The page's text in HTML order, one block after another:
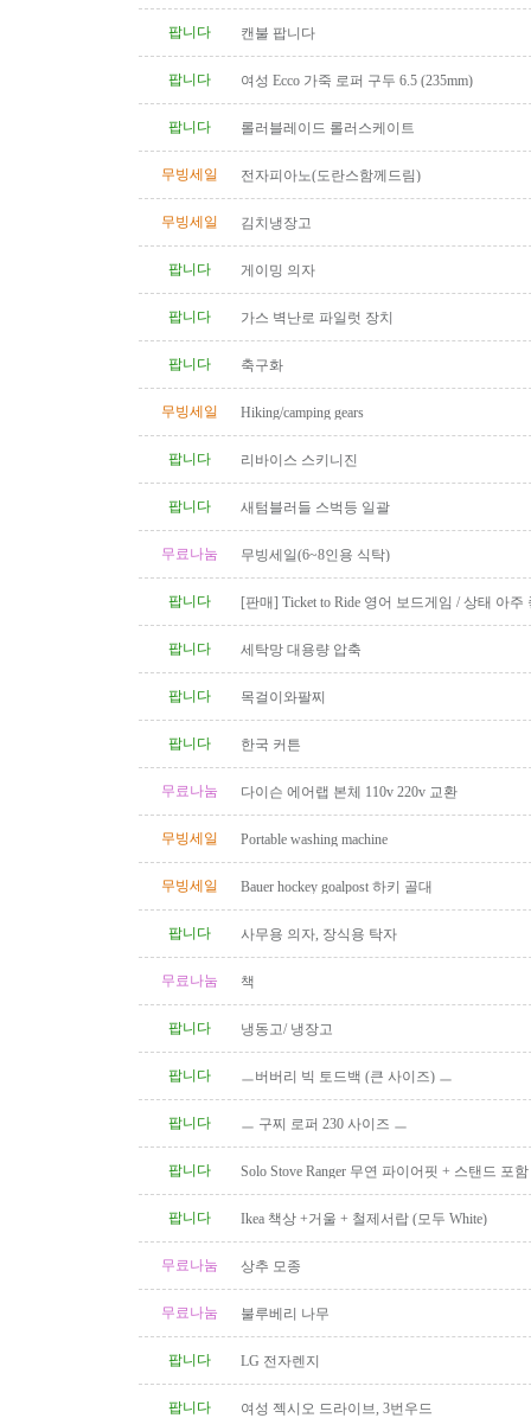
팝니다 캔불 팝니다
팝니다 여성 Ecco 가죽 로퍼 구두 6.5 (235mm)
팝니다 롤러블레이드 롤러스케이트
무빙세일 전자피아노(도란스함께드림)
무빙세일 김치냉장고
팝니다 게이밍 의자
팝니다 가스 벽난로 파일럿 장치
팝니다 축구화
무빙세일 Hiking/camping gears
팝니다 리바이스 스키니진
팝니다 새텀블러들 스벅등 일괄
무료나눔 무빙세일(6~8인용 식탁)
팝니다
[판매] Ticket to Ride 영어 보드게임 / 상태 아주
팝니다
세탁망 대용량 압축
팝니다 목걸이와팔찌
팝니다 한국 커튼
무료나눔 다이슨 에어랩 본체 110v 220v 교환
무빙세일 Portable washing machine
무빙세일 Bauer hockey goalpost 하키 골대
팝니다 사무용 의자, 장식용 탁자
무료나눔 책
팝니다 냉동고/ 냉장고
팝니다 ㅡ버버리 빅 토드백 (큰 사이즈) ㅡ
팝니다 ㅡ 구찌 로퍼 230 사이즈 ㅡ
팝니다
Solo Stove Ranger 무연 파이어핏 + 스탠드 포
팝니다
Ikea 책상 +거울 + 철제서랍 (모두 White)
무료나눔 상추 모종
무료나눔 불루베리 나무
팝니다 LG 전자렌지
팝니다 여성 젝시오 드라이브, 3번우드